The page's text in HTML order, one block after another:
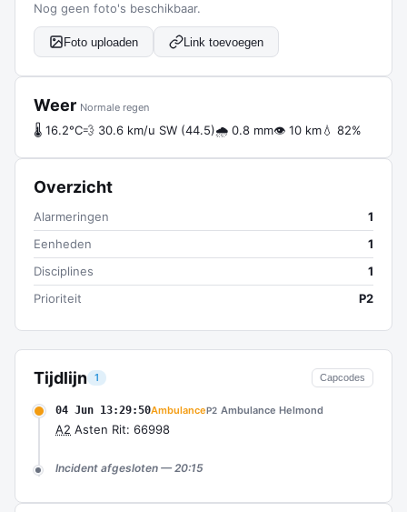
Tijdlijn 1 Capcodes
04 Jun 13:29:50AmbulanceP2 Ambulance Helmond
A2 Asten Rit: 66998
Incident afgesloten — 20:15
Nog geen foto's beschikbaar.
Foto uploaden Link toevoegen
Weer Normale regen
🌡 16.2°C💨 30.6 km/u SW (44.5)🌧 0.8 mm👁 10 km💧 82%
Overzicht
Alarmeringen
1
Eenheden
1
Disciplines
1
Prioriteit
P2